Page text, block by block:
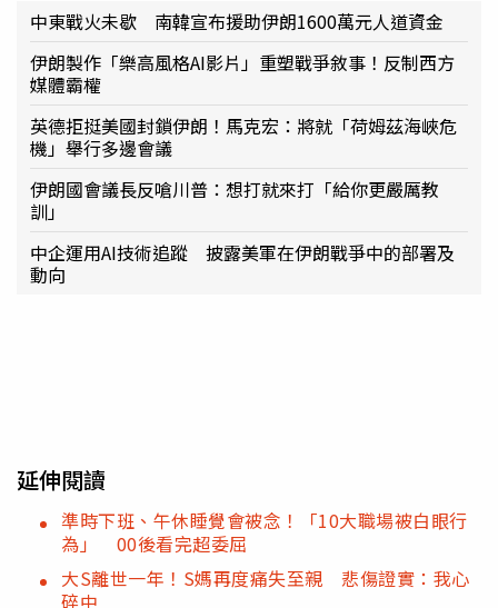
中東戰火未歇 南韓宣布援助伊朗1600萬元人道資金
伊朗製作「樂高風格AI影片」重塑戰爭敘事！反制西方
媒體霸權
英德拒挺美國封鎖伊朗！馬克宏：將就「荷姆茲海峽危
機」舉行多邊會議
伊朗國會議長反嗆川普：想打就來打「給你更嚴厲教
訓」
中企運用AI技術追蹤 披露美軍在伊朗戰爭中的部署及
動向
延伸閱讀
準時下班、午休睡覺會被念！「10大職場被白眼行
為」 00後看完超委屈
大S離世一年！S媽再度痛失至親 悲傷證實：我心
碎中